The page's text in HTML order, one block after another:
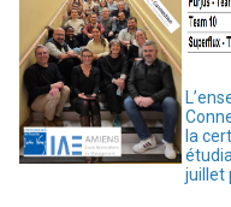
la
juillet